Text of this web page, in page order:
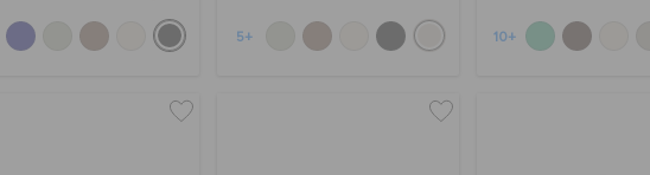
+10
+5